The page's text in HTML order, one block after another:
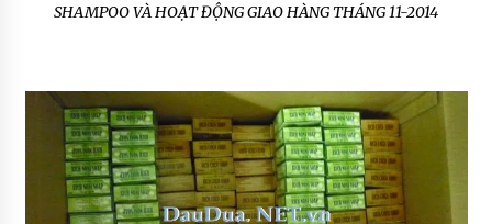
SHAMPOO VÀ HOẠT ĐỘNG GIAO HÀNG THÁNG 11-2014